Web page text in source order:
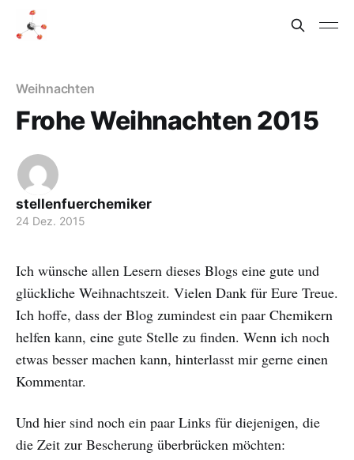
Weihnachten
Frohe Weihnachten 2015
stellenfuerchemiker
24 Dez. 2015
Ich wünsche allen Lesern dieses Blogs eine gute und
glückliche Weihnachtszeit. Vielen Dank für Eure Treue.
Ich hoffe, dass der Blog zumindest ein paar Chemikern
helfen kann, eine gute Stelle zu finden. Wenn ich noch
etwas besser machen kann, hinterlasst mir gerne einen
Kommentar.
Und hier sind noch ein paar Links für diejenigen, die
die Zeit zur Bescherung überbrücken möchten: